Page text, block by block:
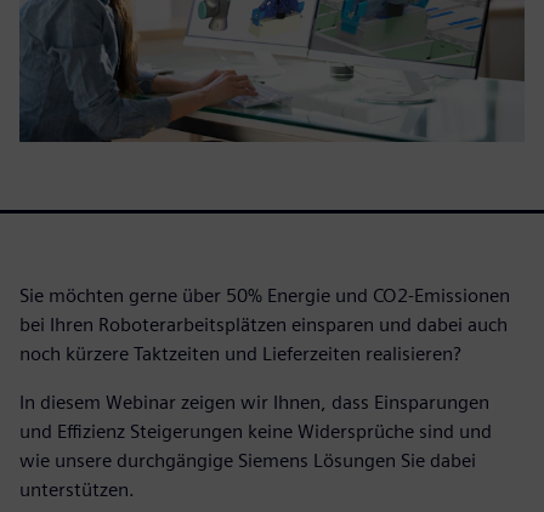
Sie möchten gerne über 50% Energie und CO2-Emissionen
bei Ihren Roboterarbeitsplätzen einsparen und dabei auch
noch kürzere Taktzeiten und Lieferzeiten realisieren?
In diesem Webinar zeigen wir Ihnen, dass Einsparungen
und Effizienz Steigerungen keine Widersprüche sind und
wie unsere durchgängige Siemens Lösungen Sie dabei
unterstützen.